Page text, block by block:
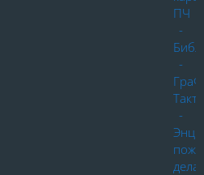
ПЧ
-
-
-
дела